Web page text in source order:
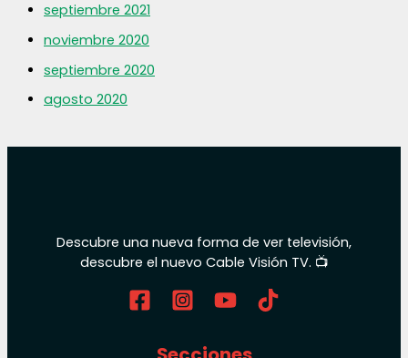
septiembre 2021
noviembre 2020
septiembre 2020
agosto 2020
Descubre una nueva forma de ver televisión,
descubre el nuevo Cable Visión TV. 📺